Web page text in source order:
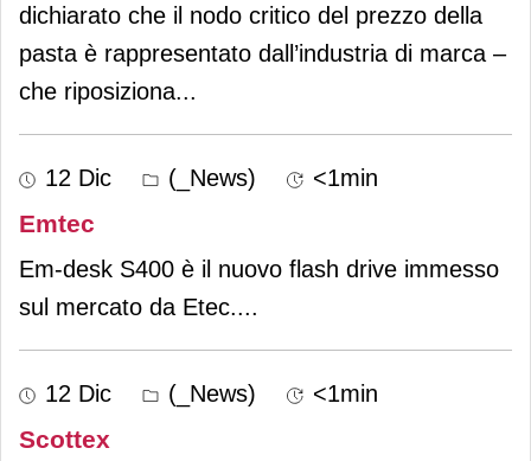
dichiarato che il nodo critico del prezzo della
pasta è rappresentato dall’industria di marca –
che riposiziona...
12 Dic (_News) <1min
Emtec
Em-desk S400 è il nuovo flash drive immesso
sul mercato da Etec....
12 Dic (_News) <1min
Scottex